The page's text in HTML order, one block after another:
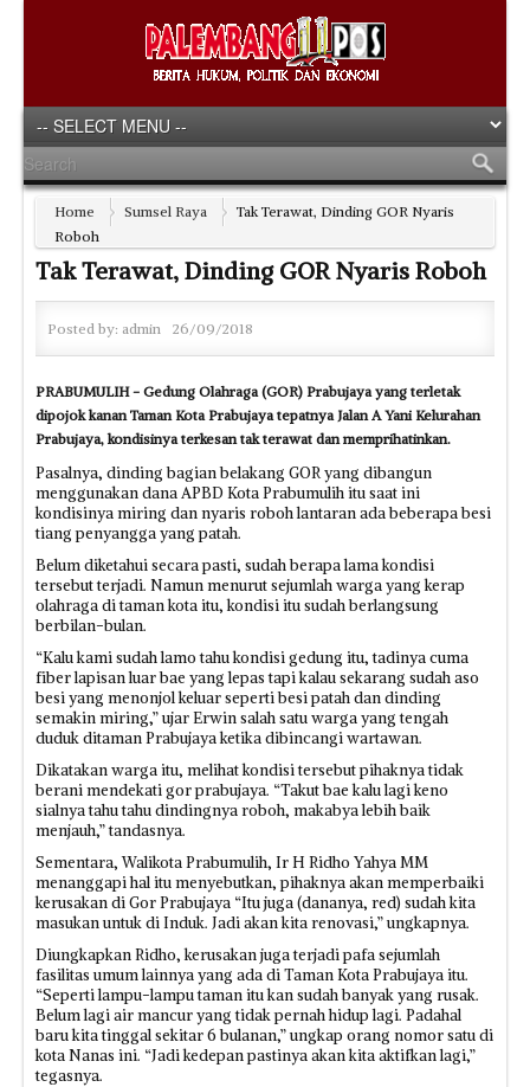
Home Sumsel Raya
Tak Terawat, Dinding GOR Nyaris
Roboh
Tak Terawat, Dinding GOR Nyaris Roboh
Posted by: admin 26/09/2018
PRABUMULIH - Gedung Olahraga (GOR) Prabujaya yang terletak
dipojok kanan Taman Kota Prabujaya tepatnya Jalan A Yani Kelurahan
Prabujaya, kondisinya terkesan tak terawat dan memprihatinkan.
Pasalnya, dinding bagian belakang GOR yang dibangun
menggunakan dana APBD Kota Prabumulih itu saat ini
kondisinya miring dan nyaris roboh lantaran ada beberapa besi
tiang penyangga yang patah.
Belum diketahui secara pasti, sudah berapa lama kondisi
tersebut terjadi. Namun menurut sejumlah warga yang kerap
olahraga di taman kota itu, kondisi itu sudah berlangsung
berbilan-bulan.
“Kalu kami sudah lamo tahu kondisi gedung itu, tadinya cuma
fiber lapisan luar bae yang lepas tapi kalau sekarang sudah aso
besi yang menonjol keluar seperti besi patah dan dinding
semakin miring,” ujar Erwin salah satu warga yang tengah
duduk ditaman Prabujaya ketika dibincangi wartawan.
Dikatakan warga itu, melihat kondisi tersebut pihaknya tidak
berani mendekati gor prabujaya. “Takut bae kalu lagi keno
sialnya tahu tahu dindingnya roboh, makabya lebih baik
menjauh,” tandasnya.
Sementara, Walikota Prabumulih, Ir H Ridho Yahya MM
menanggapi hal itu menyebutkan, pihaknya akan memperbaiki
kerusakan di Gor Prabujaya “Itu juga (dananya, red) sudah kita
masukan untuk di Induk. Jadi akan kita renovasi,” ungkapnya.
Diungkapkan Ridho, kerusakan juga terjadi pafa sejumlah
fasilitas umum lainnya yang ada di Taman Kota Prabujaya itu.
“Seperti lampu-lampu taman itu kan sudah banyak yang rusak.
Belum lagi air mancur yang tidak pernah hidup lagi. Padahal
baru kita tinggal sekitar 6 bulanan,” ungkap orang nomor satu di
kota Nanas ini. “Jadi kedepan pastinya akan kita aktifkan lagi,”
tegasnya.